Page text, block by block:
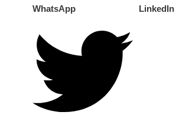
WhatsApp LinkedIn